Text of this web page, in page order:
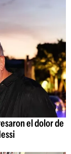
el dolor de